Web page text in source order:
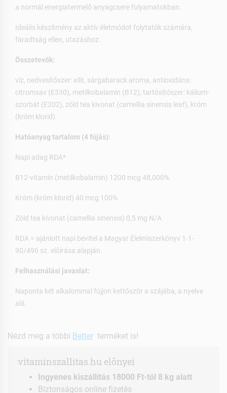
a normál energiatermelő anyagcsere folyamatokban.
Ideális készítmény az aktív életmódot folytatók számára,
fáradtság ellen, utazáshoz.
Összetevők:
víz, nedvesítőszer: xilit, sárgabarack aroma, antioxidáns:
citromsav (E330), metilkobalamin (B12), tartósítószer: kálium-
szorbát (E202), zöld tea kivonat (camellia sinensis leaf), króm
(króm klorid).
Hatóanyag tartalom (4 fújás):
Napi adag RDA*
B12-vitamin (metilkobalamin) 1200 mcg 48,000%
Króm (króm klorid) 40 mcg 100%
Zöld tea kivonat (camellia sinensis) 0,5 mg N/A
RDA = ajánlott napi bevitel a Magyar Élelmiszerkönyv 1-1-
90/496 sz. előírása alapján.
Felhasználási javaslat:
Naponta két alkalommal fújjon kettőször a szájába, a nyelve
alá.
Nézd meg a többi Better terméket is!
vitaminszallitas.hu előnyei
Ingyenes kiszállítás 18000 Ft-tól 8 kg alatt
Biztonságos online fizetés